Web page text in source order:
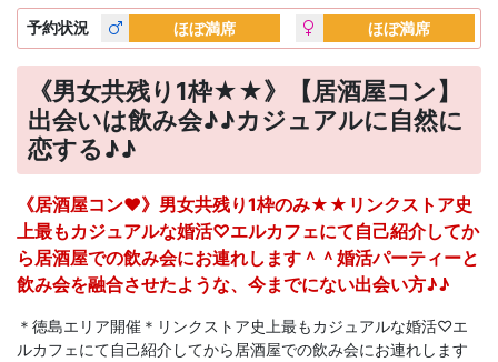
予約状況 ほぼ満席 ほぼ満席
《男女共残り1枠★★》【居酒屋コン】
出会いは飲み会♪♪カジュアルに自然に
恋する♪♪
《居酒屋コン♥》男女共残り1枠のみ★★リンクストア史
上最もカジュアルな婚活♡エルカフェにて自己紹介してか
ら居酒屋での飲み会にお連れします＾＾婚活パーティーと
飲み会を融合させたような、今までにない出会い方♪♪
＊徳島エリア開催＊リンクストア史上最もカジュアルな婚活♡エ
ルカフェにて自己紹介してから居酒屋での飲み会にお連れします